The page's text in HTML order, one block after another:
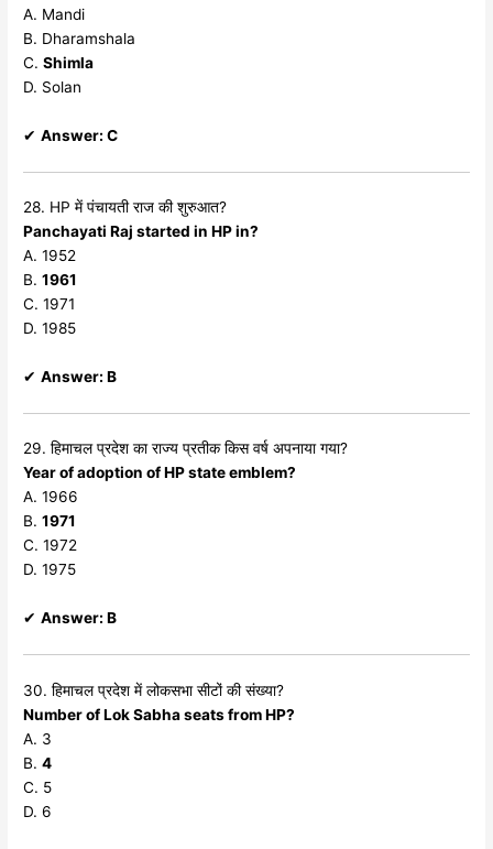
A. Mandi
B. Dharamshala
C.Shimla
D. Solan
✔Answer: C
28. HP में पंचायती राज की शुरुआत?
Panchayati Raj started in HP in?
A. 1952
B.1961
C. 1971
D. 1985
✔Answer: B
29. हिमाचल प्रदेश का राज्य प्रतीक किस वर्ष अपनाया गया?
Year of adoption of HP state emblem?
A. 1966
B.1971
C. 1972
D. 1975
✔Answer: B
30. हिमाचल प्रदेश में लोकसभा सीटों की संख्या?
Number of Lok Sabha seats from HP?
A. 3
B.4
C. 5
D. 6